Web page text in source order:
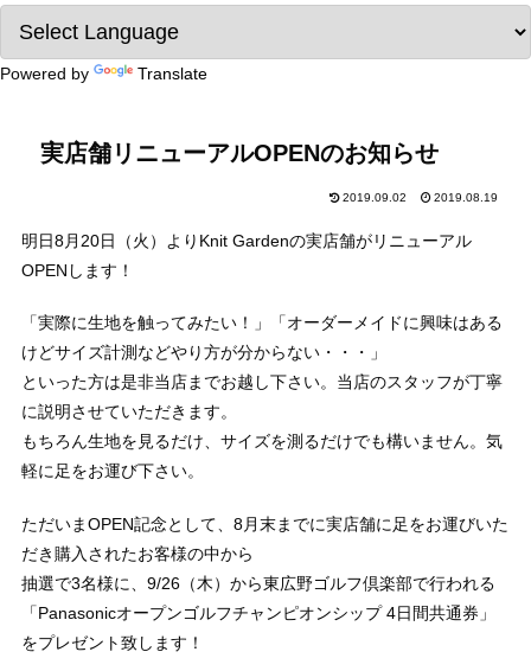
Powered by Translate
実店舗リニューアルOPENのお知らせ
2019.09.02 2019.08.19
明日8月20日（火）よりKnit Gardenの実店舗がリニューアル
OPENします！
「実際に生地を触ってみたい！」「オーダーメイドに興味はある
けどサイズ計測などやり方が分からない・・・」
といった方は是非当店までお越し下さい。当店のスタッフが丁寧
に説明させていただきます。
もちろん生地を見るだけ、サイズを測るだけでも構いません。気
軽に足をお運び下さい。
ただいまOPEN記念として、8月末までに実店舗に足をお運びいた
だき購入されたお客様の中から
抽選で3名様に、9/26（木）から東広野ゴルフ倶楽部で行われる
「Panasonicオープンゴルフチャンピオンシップ 4日間共通券」
をプレゼント致します！